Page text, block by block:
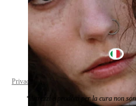
Privacy policy Cookie settings
*Attrezzi e prodotti per la cura non